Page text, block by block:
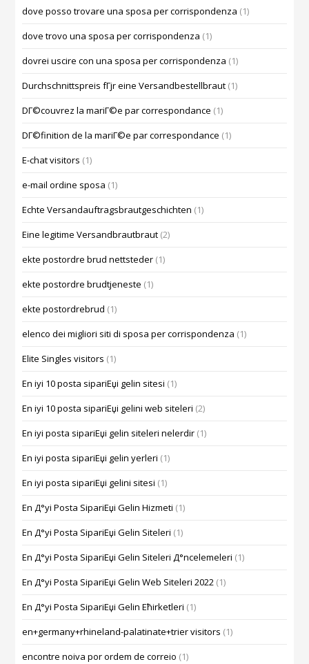
dove posso trovare una sposa per corrispondenza (1)
dove trovo una sposa per corrispondenza (1)
dovrei uscire con una sposa per corrispondenza (1)
Durchschnittspreis fГјr eine Versandbestellbraut (1)
DГ©couvrez la mariГ©e par correspondance (1)
DГ©finition de la mariГ©e par correspondance (1)
E-chat visitors (1)
e-mail ordine sposa (1)
Echte Versandauftragsbrautgeschichten (1)
Eine legitime Versandbrautbraut (2)
ekte postordre brud nettsteder (1)
ekte postordre brudtjeneste (1)
ekte postordrebrud (1)
elenco dei migliori siti di sposa per corrispondenza (1)
Elite Singles visitors (1)
En iyi 10 posta sipariЕџi gelin sitesi (1)
En iyi 10 posta sipariЕџi gelini web siteleri (2)
En iyi posta sipariЕџi gelin siteleri nelerdir (1)
En iyi posta sipariЕџi gelin yerleri (1)
En iyi posta sipariЕџi gelini sitesi (1)
En Д°yi Posta SipariЕџi Gelin Hizmeti (1)
En Д°yi Posta SipariЕџi Gelin Siteleri (1)
En Д°yi Posta SipariЕџi Gelin Siteleri Д°ncelemeleri (1)
En Д°yi Posta SipariЕџi Gelin Web Siteleri 2022 (1)
En Д°yi Posta SipariЕџi Gelin Ећirketleri (1)
en+germany+rhineland-palatinate+trier visitors (1)
encontre noiva por ordem de correio (1)